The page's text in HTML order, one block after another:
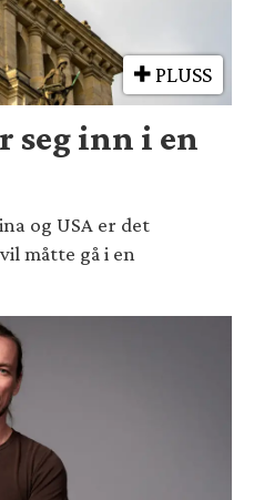
PLUSS
seg inn i en
og USA er det
måtte gå i en